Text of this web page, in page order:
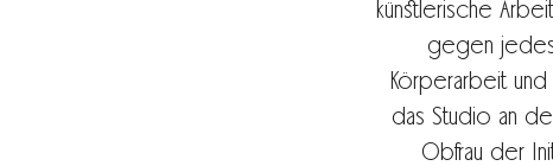
künstlerische
gegen jedes
Körperarbeit
das Studio an
Obfrau der